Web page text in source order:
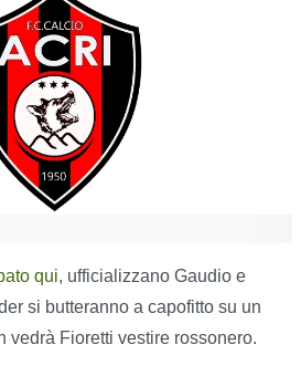
qui, ufficializzano Gaudio e
si butteranno a capofitto su un
vedrà Fioretti vestire rossonero.